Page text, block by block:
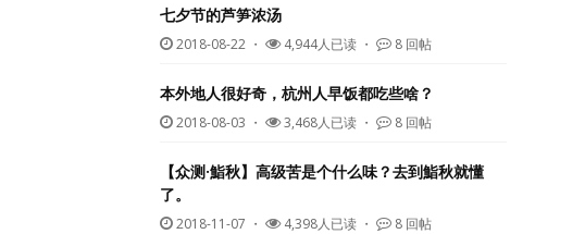
七夕节的芦笋浓汤
2018-08-22 ・ 4,944人已读 ・ 8 回帖
本外地人很好奇，杭州人早饭都吃些啥？
2018-08-03 ・ 3,468人已读 ・ 8 回帖
【众测·鮨秋】高级苦是个什么味？去到鮨秋就懂
了。
2018-11-07 ・ 4,398人已读 ・ 8 回帖